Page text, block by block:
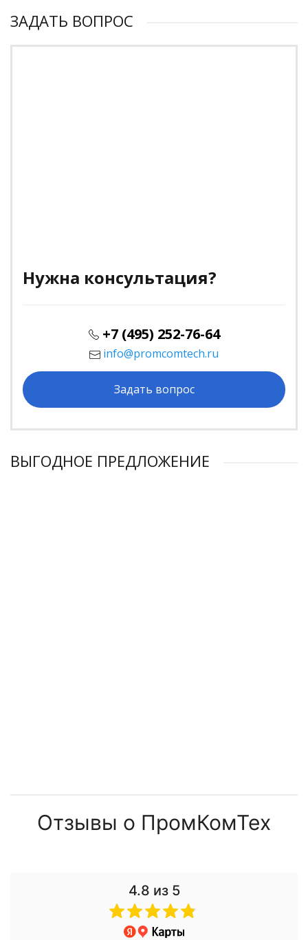
ЗАДАТЬ ВОПРОС
Нужна консультация?
+7 (495) 252-76-64
info@promcomtech.ru
Задать вопрос
ВЫГОДНОЕ ПРЕДЛОЖЕНИЕ
Отзывы о ПромКомТех
4.8 из 5